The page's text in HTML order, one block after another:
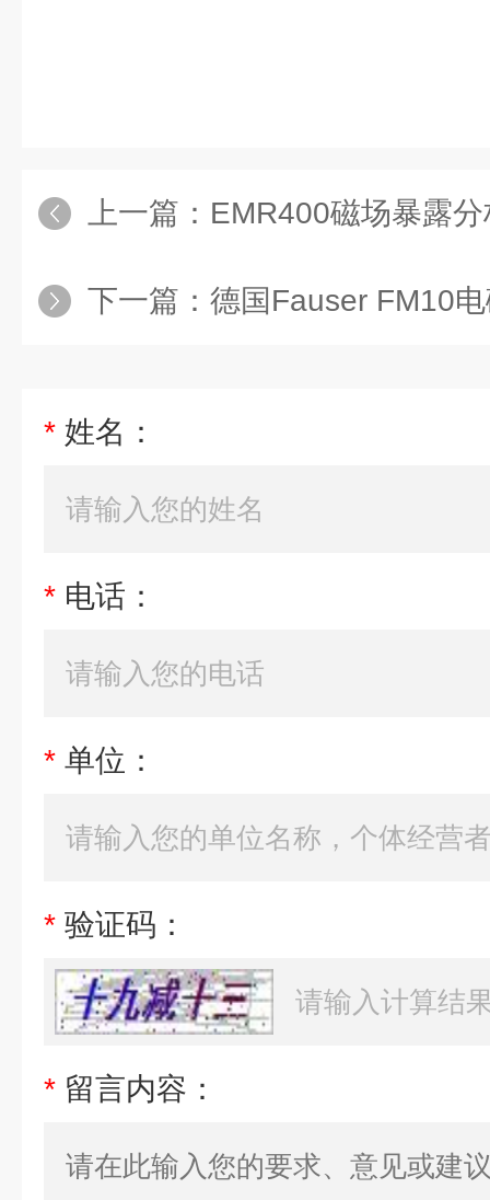
上一篇： EMR400磁场暴露
下一篇： 德国Fauser FM10电磁
* 姓名：
* 电话：
* 单位：
* 验证码：
* 留言内容：